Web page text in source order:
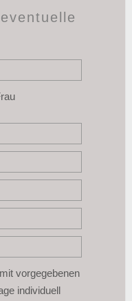
vorgegebenen
individuell